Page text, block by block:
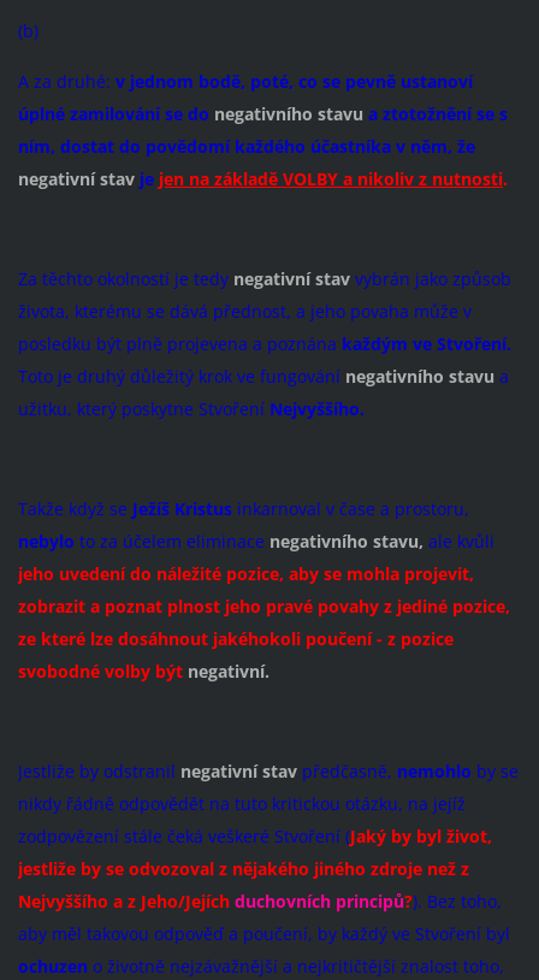
(b)
A za druhé: v jednom bodě, poté, co se pevně ustanoví
úplné zamilování se do negativního stavu a ztotožnění se s
ním, dostat do povědomí každého účastníka v něm, že
negativní stavje jen na základě VOLBY a nikoliv z nutnosti.
Za těchto okolností je tedy negativní stavvybrán jako způsob
života, kterému se dává přednost, a jeho povaha může v
posledku být plně projevena a poznána každým ve Stvoření.
Toto je druhý důležitý krok ve fungování negativního stavu a
užitku, který poskytne Stvoření Nejvyššího.
Takže když se Ježíš Kristusinkarnoval v čase a prostoru,
nebylo to za účelem eliminace negativního stavu, ale kvůli
jeho uvedení do náležité pozice, aby se mohla projevit,
zobrazit a poznat plnost jeho pravé povahy z jediné pozice,
ze které lze dosáhnout jakéhokoli poučení - z pozice
svobodné volby být negativní.
Jestliže by odstranil negativní stavpředčasně, nemohlo by se
nikdy řádně odpovědět na tuto kritickou otázku, na jejíž
zodpovězení stále čeká veškeré Stvoření (Jaký by byl život,
jestliže by se odvozoval z nějakého jiného zdroje než z
Nejvyššího a z Jeho/Jejích duchovních principů?). Bez toho,
aby měl takovou odpověď a poučení, by každý ve Stvoření byl
ochuzeno životně nejzávažnější a nejkritičtější znalost toho,